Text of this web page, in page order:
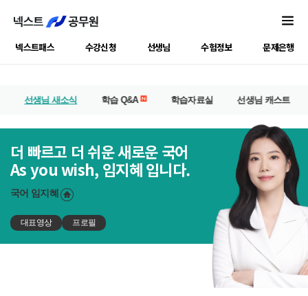
넥스트패스 수강신청 선생님 수험정보 문제은행
선생님 새소식 학습 Q&A 학습자료실 선생님 캐스트
더 빠르고 더 쉬운 새로운 국어
As you wish, 임지혜 입니다.
국어 임지혜
대표영상 프로필